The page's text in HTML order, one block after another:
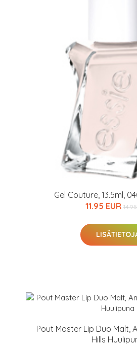
Gel Couture, 13.5ml,
11.95 EUR
Pout Master Lip Duo Malt,
Hills